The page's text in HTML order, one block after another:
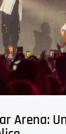
Arena: